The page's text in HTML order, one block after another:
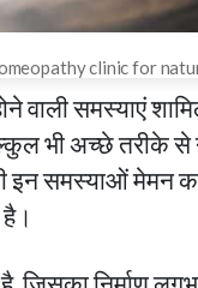
clinic for
समस्याएं शामिल
भी अच्छे तरीके
समस्याओं मेमन